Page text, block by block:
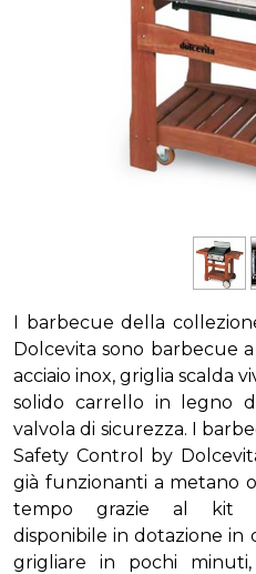
I barbecue della
Dolcevita sono barbecue
acciaio inox, griglia scalda
solido carrello in legno
valvola di sicurezza. I
Safety Control by
già funzionanti a metano
tempo grazie al kit
disponibile in dotazione in
grigliare in pochi